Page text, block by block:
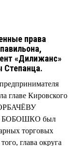
права
«Дилижанс»
Степанца.
главе Кировского
БОБОШКО был
торговых
глава округа